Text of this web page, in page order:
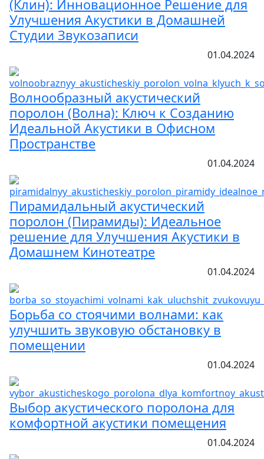
(Клин): Инновационное Решение для
Улучшения Акустики в Домашней
Студии Звукозаписи
01.04.2024
Волнообразный акустический
поролон (Волна): Ключ к Созданию
Идеальной Акустики в Офисном
Пространстве
01.04.2024
Пирамидальный акустический
поролон (Пирамиды): Идеальное
решение для Улучшения Акустики в
Домашнем Кинотеатре
01.04.2024
Борьба со стоячими волнами: как
улучшить звуковую обстановку в
помещении
01.04.2024
Выбор акустического поролона для
комфортной акустики помещения
01.04.2024